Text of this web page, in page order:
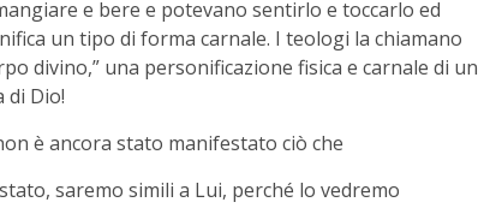
e bere e potevano sentirlo e toccarlo ed
un tipo di forma carnale. I teologi la chiamano
divino,” una personificazione fisica e carnale di un
di Dio!
è ancora stato manifestato ciò che
saremo simili a Lui, perché lo vedremo